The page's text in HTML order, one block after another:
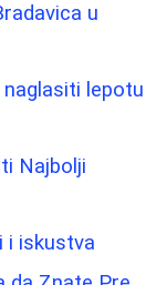
u
lepotu
Najbolji
i iskustva